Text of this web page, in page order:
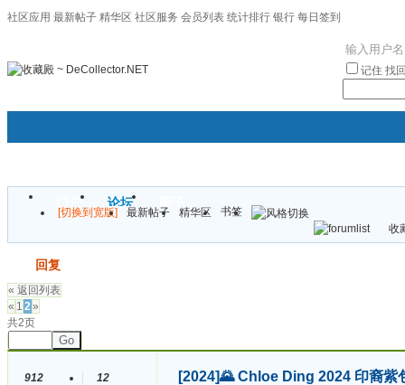
社区应用 最新帖子 精华区 社区服务 会员列表 统计排行 银行 每日签到
记住 找
门户 论坛
[切换到宽版] 最新帖子 精华区
书签
收
回复
« 返回列表
« 1 2»
共2页
Go
912
12
[2024]🌄 Chloe Ding 2024 印裔紫